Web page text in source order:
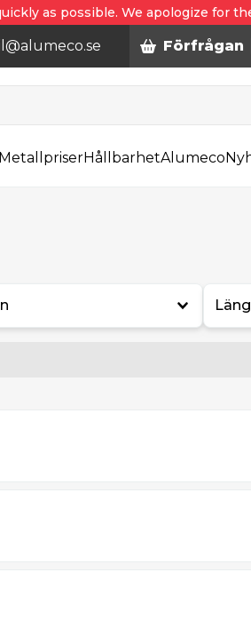
as possible. We apologize for
Förfrågan
MetallpriserHållbarhetAlumeco